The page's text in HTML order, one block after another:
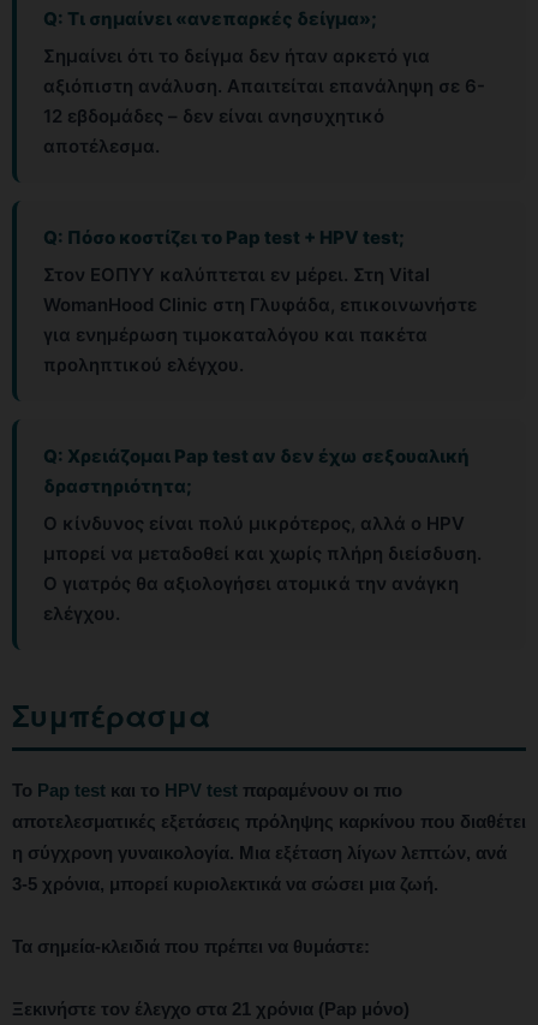
Q: Τι σημαίνει «ανεπαρκές δείγμα»;
Σημαίνει ότι το δείγμα δεν ήταν αρκετό για
αξιόπιστη ανάλυση. Απαιτείται επανάληψη σε 6-
12 εβδομάδες – δεν είναι ανησυχητικό
αποτέλεσμα.
Q: Πόσο κοστίζει το Pap test + HPV test;
Στον ΕΟΠΥΥ καλύπτεται εν μέρει. Στη Vital
WomanHood Clinic στη Γλυφάδα, επικοινωνήστε
για ενημέρωση τιμοκαταλόγου και πακέτα
προληπτικού ελέγχου.
Q: Χρειάζομαι Pap test αν δεν έχω σεξουαλική
δραστηριότητα;
Ο κίνδυνος είναι πολύ μικρότερος, αλλά ο HPV
μπορεί να μεταδοθεί και χωρίς πλήρη διείσδυση.
Ο γιατρός θα αξιολογήσει ατομικά την ανάγκη
ελέγχου.
Συμπέρασμα
Το Pap test και το HPV test παραμένουν οι πιο
αποτελεσματικές εξετάσεις πρόληψης καρκίνου που διαθέτει
η σύγχρονη γυναικολογία. Μια εξέταση λίγων λεπτών, ανά
3-5 χρόνια, μπορεί κυριολεκτικά να σώσει μια ζωή.
Τα σημεία-κλειδιά που πρέπει να θυμάστε:
Ξεκινήστε τον έλεγχο στα 21 χρόνια (Pap μόνο)